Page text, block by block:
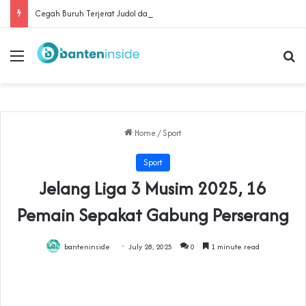
Menu
Home / Sport
Sport
Jelang Liga 3 Musim 2025, 16
Pemain Sepakat Gabung Perserang
banteninside July 28, 2025 0 1 minute read